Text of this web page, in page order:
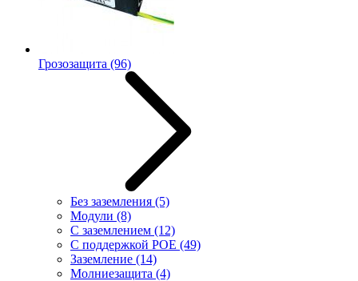
Грозозащита (96)
Без заземления (5)
Модули (8)
С заземлением (12)
С поддержкой POE (49)
Заземление (14)
Молниезащита (4)